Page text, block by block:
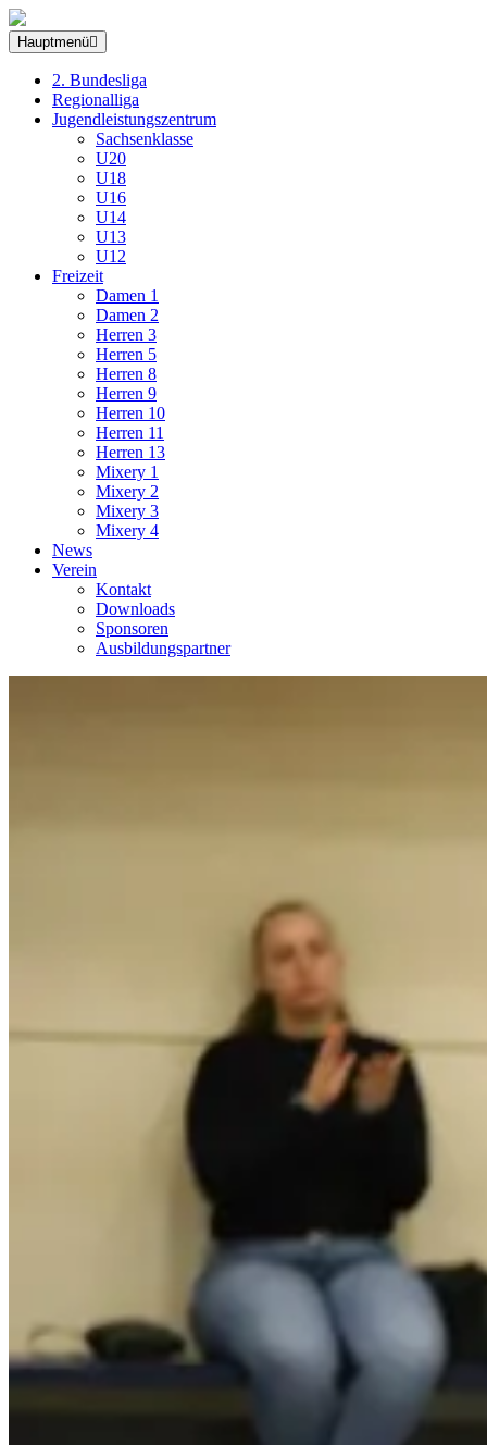
Hauptmenü
2. Bundesliga
Regionalliga
Jugendleistungszentrum
Sachsenklasse
U20
U18
U16
U14
U13
U12
Freizeit
Damen 1
Damen 2
Herren 3
Herren 5
Herren 8
Herren 9
Herren 10
Herren 11
Herren 13
Mixery 1
Mixery 2
Mixery 3
Mixery 4
News
Verein
Kontakt
Downloads
Sponsoren
Ausbildungspartner